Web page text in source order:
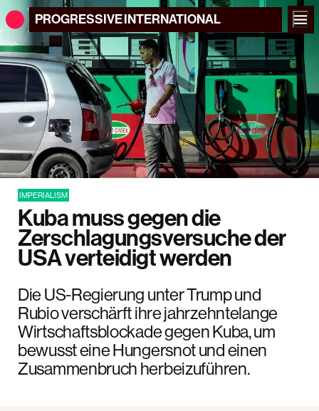
PROGRESSIVEINTERNATIONAL
IMPERIALISM
Kuba muss gegen die
Zerschlagungsversuche der
USA verteidigt werden
Die US-Regierung unter Trump und
Rubio verschärft ihre jahrzehntelange
Wirtschaftsblockade gegen Kuba, um
bewusst eine Hungersnot und einen
Zusammenbruch herbeizuführen.